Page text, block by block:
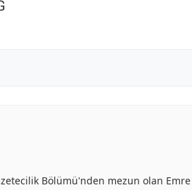
Bölümü'nden mezun olan Emre